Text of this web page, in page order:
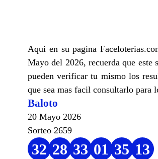
Aqui en su pagina
Mayo del 2026, recuerda que
pueden verificar tu mismo los
que sea mas facil consultarlo para
Baloto
20 Mayo 2026
Sorteo 2659
32 28 33 01 35 13